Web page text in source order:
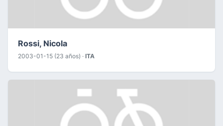
Rossi, Nicola
2003-01-15 (23 años) · ITA